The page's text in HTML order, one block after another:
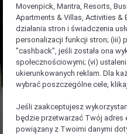
Movenpick, Mantra, Resorts,
Apartments & Villas, Activities &
działania stron i świadczenia
personalizacji funkcji stron; (iii)
"cashback”, jeśli została ona
społecznościowymi; (vi)
ukierunkowanych reklam. Dla
wybrać poszczególne cele,
Jeśli zaakceptujesz
będzie przetwarzać Twój adres
powiązany z Twoimi danymi